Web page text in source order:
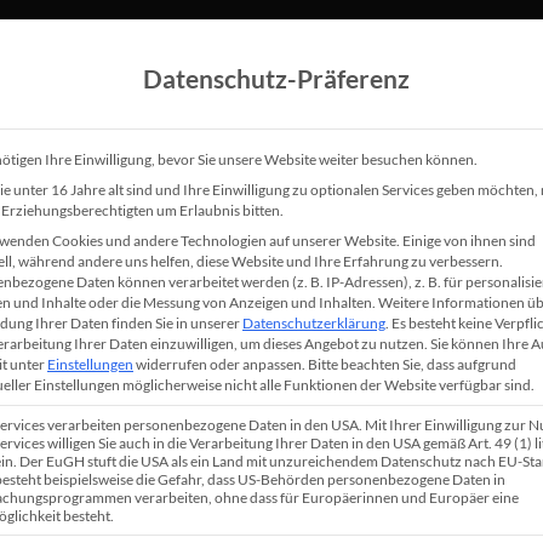
Speaker Leistungen Referenzen
Freunde
nicht funktioniert, das könnte vielleicht in der
Anbieter von Diensten, bei denen man Follower
Facebook kaufen kann. Diese Anbieter richten
Betreiber, die, um beim Beispiel von Facebook
Datenschutz-Präferenz
Ihre Einwilligung, bevor Sie unsere Website weiter besuchen können.
unter 16 Jahre alt sind und Ihre Einwilligung zu optionalen Services geben möchten,
Erziehungsberechtigten um Erlaubnis bitten.
Cookies und andere Technologien auf unserer Website. Einige von ihnen sind
während andere uns helfen, diese Website und Ihre Erfahrung zu verbessern.
Daten können verarbeitet werden (z. B. IP-Adressen), z. B. für
und Inhalte oder die Messung von Anzeigen und Inhalten. Weitere Informationen
Ihrer Daten finden Sie in unserer Datenschutzerklärung Es besteht keine
Ihrer Daten einzuwilligen, um dieses Angebot zu nutzen. Sie können Ihre
unter Einstellungen widerrufen oder anpassen. Bitte beachten Sie, dass aufgrund
Einstellungen möglicherweise nicht alle Funktionen der Website verfügbar sind.
verarbeiten personenbezogene Daten in den USA. Mit Ihrer Einwilligung zur
willigen Sie auch in die Verarbeitung Ihrer Daten in den USA gemäß Art. 49 (1)
Der EuGH stuft die USA als ein Land mit unzureichendem Datenschutz nach EU-
beispielsweise die Gefahr, dass US-Behörden personenbezogene Daten in
verarbeiten, ohne dass für Europäerinnen und Europäer eine
besteht.